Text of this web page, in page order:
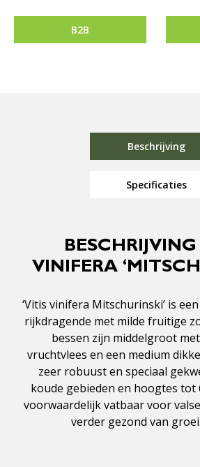
B2B
Beschrijving
Specificaties
VINIFERA
‘Vitis vinifera Mitschurinski’ is
rijkdragende met milde fruitige
bessen zijn middelgroot
vruchtvlees en een medium
zeer robuust en speciaal
koude gebieden en hoogtes tot
voorwaardelijk vatbaar voor
verder gezond van